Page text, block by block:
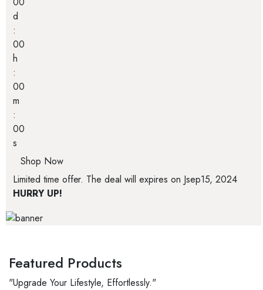
d
:
00
h
:
00
m
:
00
s
Shop Now
Limited time offer. The deal will expires on Jsep15, 2024
HURRY UP!
Featured Products
"Upgrade Your Lifestyle, Effortlessly."